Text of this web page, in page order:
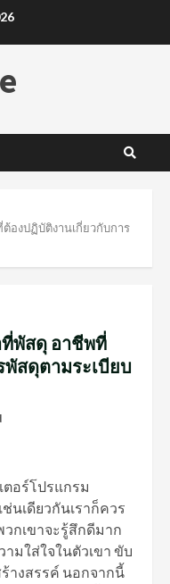
องปฏิบัติงานเกี่ยวกับการ
พัสดุ อาชีพที่
สดุตามระเบียบ
อร์โปรแกรม
นเดียวกันเราก็ควร
กเขาจะรู้สึกดีมาก
มใส่ใจในตัวเขา ขับ
างสรรค์ นอกจากนี้